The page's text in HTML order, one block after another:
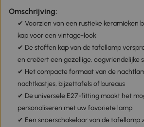
Omschrijving:
✔ Voorzien van een rustieke keramieken
kap voor een vintage-look
✔ De stoffen kap van de tafellamp
en creëert een gezellige, oogvriendelijke
✔ Het compacte formaat van de
nachtkastjes, bijzettafels of bureaus
✔ De universele E27-fitting maakt het
personaliseren met uw favoriete lamp
✔ Een snoerschakelaar van de tafellamp